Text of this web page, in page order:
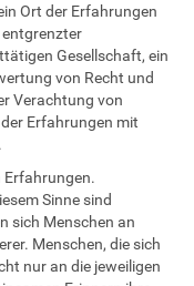
Ort der Erfahrungen
Gesellschaft, ein
von Recht und
Verachtung von
Erfahrungen mit
Erfahrungen.
Sinne sind
sich Menschen an
Menschen, die sich
nur an die jeweiligen